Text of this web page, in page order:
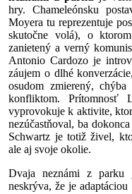
hry. Chameleónsku
Moyera tu reprezentuje
skutočne volá), o
zanietený a verný
Antonio Cardozo je
záujem o dlhé
osudom zmierený,
konfliktom. Prítomnosť
vyprovokuje k aktivite,
nezúčastňoval, ba
Schwartz je totiž živel,
ale aj svoje okolie.
Dvaja neznámi z parku
neskrýva, že je